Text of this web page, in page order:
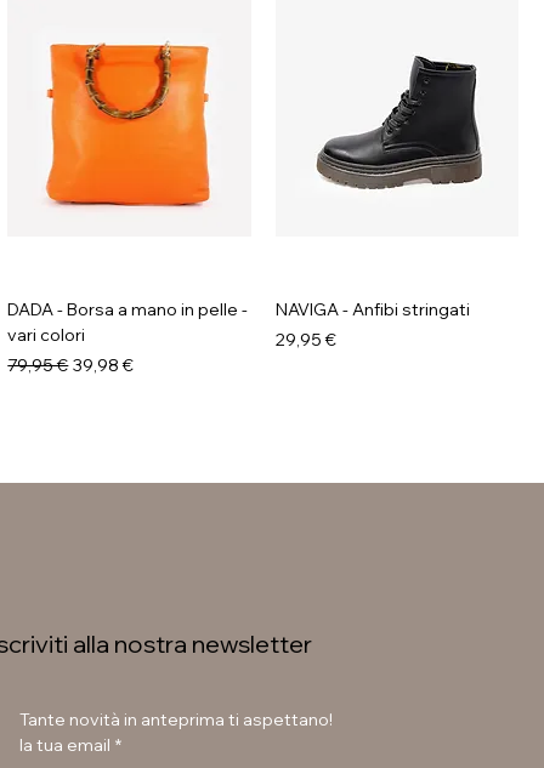
DADA - Borsa a mano in pelle -
vari colori
Prezzo regolare
79,95 € Prezzo scontato
39,98 €
NAVIGA - Anfibi stringati
Prezzo
29,95 €
alla nostra newsletter
Tante novità in anteprima ti aspettano!
la tua email *